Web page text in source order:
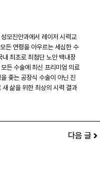
모진안과에서 레이저 시력교
든 연령을 아우르는 세심한 수
최초로 최첨단 노안 백내장
든 수술에 최신 프리미엄 의료
좇는 공장식 수술이 아닌 진
삶을 위한 최상의 시력 결과
다음 글